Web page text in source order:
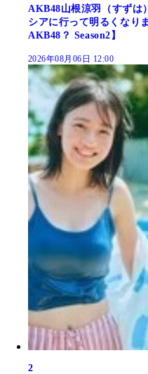
AKB48山根涼羽（すずは
シアに行って明るくなり
AKB48？ Season2】
2026年08月06日 12:00
2